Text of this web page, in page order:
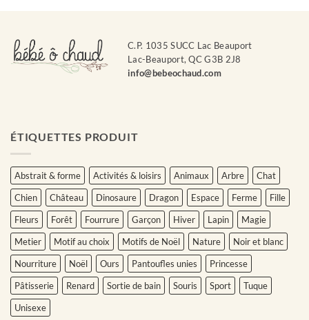
C.P. 1035 SUCC Lac Beauport
Lac-Beauport, QC G3B 2J8
info@bebeochaud.com
ÉTIQUETTES PRODUIT
Abstrait & forme Activités & loisirs Animaux Arbre
Chat
Chien
Château Dinosaure Dragon Espace Ferme
Fille
Fleurs
Forêt Fourrure Garçon Hiver Lapin
Magie
Metier
Motif au choix Motifs de Noël Nature
Noir et blanc
Nourriture
Noël Ours Pantoufles unies
Princesse
Pâtisserie
Renard Sortie de bain Souris Sport
Tuque
Unisexe